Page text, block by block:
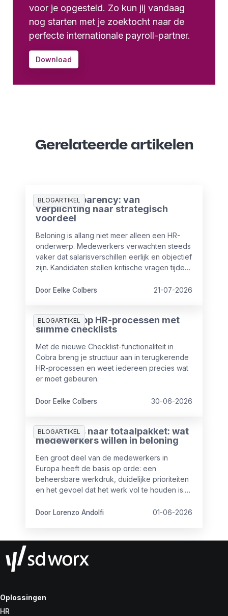
voor je opgesteld. Zo kun jij vandaag
nog starten met je zoektocht naar de
perfecte internationale payroll-partner.
Download
Gerelateerde artikelen
BLOGARTIKEL
Pay Transparency: van
verplichting naar strategisch
voordeel
Beloning is allang niet meer alleen een HR-
onderwerp. Medewerkers verwachten steeds
vaker dat salarisverschillen eerlijk en objectief
zijn. Kandidaten stellen kritische vragen tijdens
nemen de eisen rondom transparantie toe.
Door Eelke Colbers 21-07-2026
BLOGARTIKEL
Meer grip op HR-processen met
slimme checklists
Met de nieuwe Checklist-functionaliteit in
Cobra breng je structuur aan in terugkerende
HR-processen en weet iedereen precies wat
er moet gebeuren.
Door Eelke Colbers 30-06-2026
BLOGARTIKEL
Van salaris naar totaalpakket: wat
medewerkers willen in beloning
Een groot deel van de medewerkers in
Europa heeft de basis op orde: een
beheersbare werkdruk, duidelijke prioriteiten
en het gevoel dat het werk vol te houden is.
orde.
Door Lorenzo Andolfi 01-06-2026
Oplossingen
HR